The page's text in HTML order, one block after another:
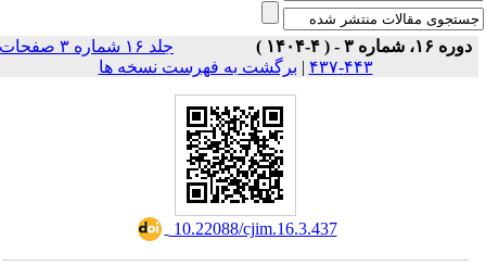
دوره ۱۶، شماره ۳ - ( ۴-۱۴۰۴ )
جلد ۱۶ شماره ۳ صفحات
۴۴۳-۴۳۷
|برگشت به فهرست نسخه ها
‎ 10.22088/cjim.16.3.437